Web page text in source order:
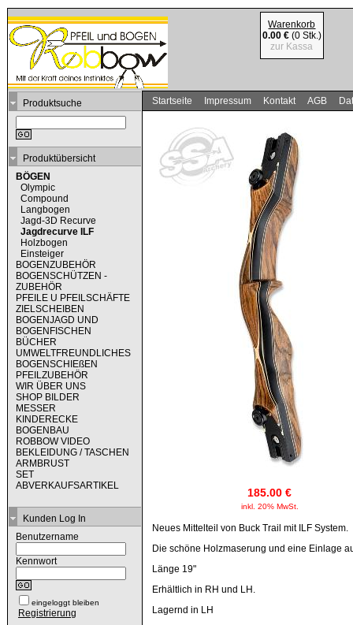
Warenkorb
0.00 € (0 Stk.)
zur Kassa
Produktsuche
Produktübersicht
BÖGEN
Olympic
Compound
Langbogen
Jagd-3D Recurve
Jagdrecurve ILF
Holzbogen
Einsteiger
BOGENZUBEHÖR
BOGENSCHÜTZEN -
ZUBEHÖR
PFEILE U PFEILSCHÄFTE
ZIELSCHEIBEN
BOGENJAGD UND
BOGENFISCHEN
BÜCHER
UMWELTFREUNDLICHES
BOGENSCHIEßEN
PFEILZUBEHÖR
WIR ÜBER UNS
SHOP BILDER
MESSER
KINDERECKE
BOGENBAU
ROBBOW VIDEO
BEKLEIDUNG / TASCHEN
ARMBRUST
SET
ABVERKAUFSARTIKEL
Kunden Log In
Benutzername
Kennwort
eingeloggt bleiben
Registrierung
Startseite Impressum Kontakt AGB
185.00 €
inkl. 20% MwSt.
Neues Mittelteil von Buck Trail mit ILF System.
Die schöne Holzmaserung und eine Einlage
Länge 19"
Erhältlich in RH und LH.
Lagernd in LH